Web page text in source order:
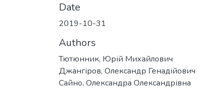
Date
2019-10-31
Authors
Тютюнник, Юрій Михайлович
Джангіров, Олександр Генадійович
Сайно, Олександра Олександрівна